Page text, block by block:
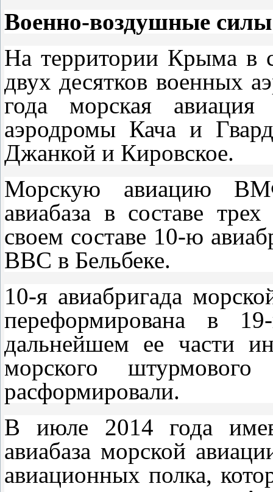
Военно-воздушные
На территории Крыма в
двух десятков военных
года морская авиация
аэродромы Кача и
Джанкой и Кировское.
Морскую авиацию
авиабаза в составе
своем составе 10-ю
ВВС в Бельбеке.
10-я авиабригада
переформирована в
дальнейшем ее части
морского
расформировали.
В июле 2014 года
авиабаза морской
авиационных полка,